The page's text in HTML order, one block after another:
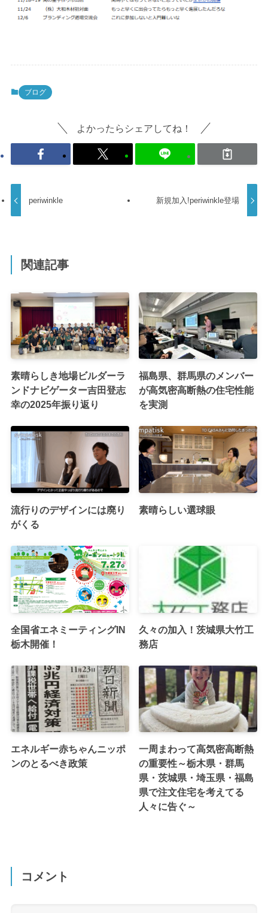
ブログ
よかったらシェアしてね！
periwinkle 新規加入!periwinkle登場
関連記事
素晴らしき地場ビルダーラ
ンドナビゲーター吉田登志
幸の2025年振り返り
福島県、群馬県のメンバー
が高気密高断熱の住宅性能
を実測
流行りのデザインには廃り
がくる
素晴らしい選球眼
全国省エネミーティングIN
栃木開催！
久々の加入！茨城県大竹工
務店
エネルギー赤ちゃんニッポ
ンのとるべき政策
一周まわって高気密高断熱
の重要性～栃木県・群馬
県・茨城県・埼玉県・福島
県で注文住宅を考えてる
人々に告ぐ～
コメント